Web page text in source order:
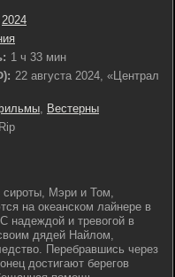
2024
1 ч 33 мин
22 августа 2024, «Централ
, Вестерны
сироты, Мэри и Том,
на океанском лайнере в
надеждой и тревогой в
дядей Найлом,
Перебравшись через
достигают берегов